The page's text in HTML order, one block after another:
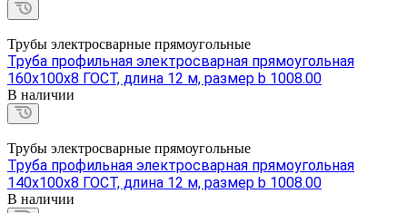
Трубы электросварные прямоугольные
Труба профильная электросварная прямоугольная
160х100х8 ГОСТ, длина 12 м, размер b 1008.00
В наличии
Трубы электросварные прямоугольные
Труба профильная электросварная прямоугольная
140х100х8 ГОСТ, длина 12 м, размер b 1008.00
В наличии